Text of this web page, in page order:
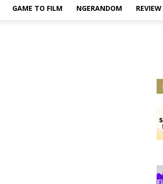
GAME TO FILM NGERANDOM REVIEW